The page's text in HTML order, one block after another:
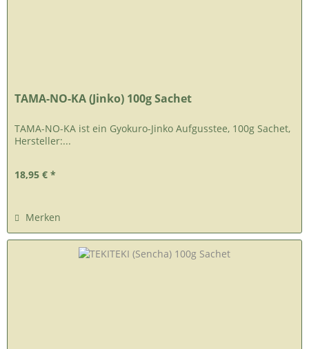
TAMA-NO-KA (Jinko) 100g Sachet
TAMA-NO-KA ist ein Gyokuro-Jinko Aufgusstee, 100g Sachet,
Hersteller:...
18,95 € *
Merken